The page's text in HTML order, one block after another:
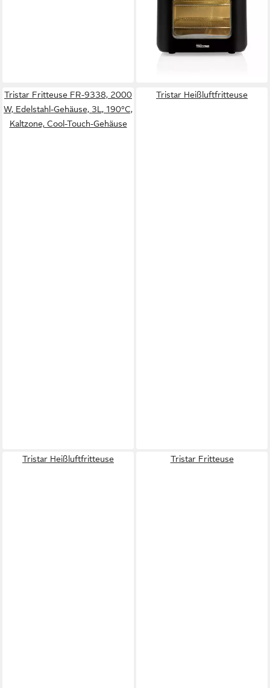
Leistung
Kapazität
80-200 °C Temperatur
82,99 € UVP109,99 €
-25%
Tristar Fritteuse FR-9338, 2000
W, Edelstahl-Gehäuse, 3L, 190°C,
Kaltzone, Cool-Touch-Gehäuse
Tristar Heißluftfritteuse
Tristar Heißluftfritteuse Tristar Fritteuse